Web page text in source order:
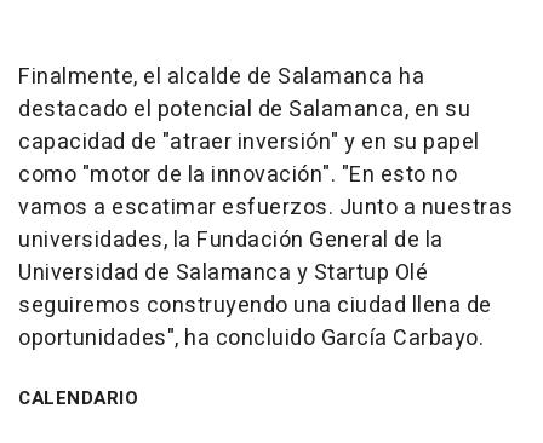
Finalmente, el alcalde de Salamanca ha
destacado el potencial de Salamanca, en su
capacidad de "atraer inversión" y en su papel
como "motor de la innovación". "En esto no
vamos a escatimar esfuerzos. Junto a nuestras
universidades, la Fundación General de la
Universidad de Salamanca y Startup Olé
seguiremos construyendo una ciudad llena de
oportunidades", ha concluido García Carbayo.
CALENDARIO